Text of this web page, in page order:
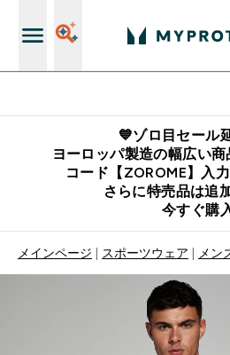
💙ゾロ目セール
ヨーロッパ製造の幅広い
コード【ZOROME】入
さらに特売品は追
今すぐ購
メインページ スポーツウェア メン